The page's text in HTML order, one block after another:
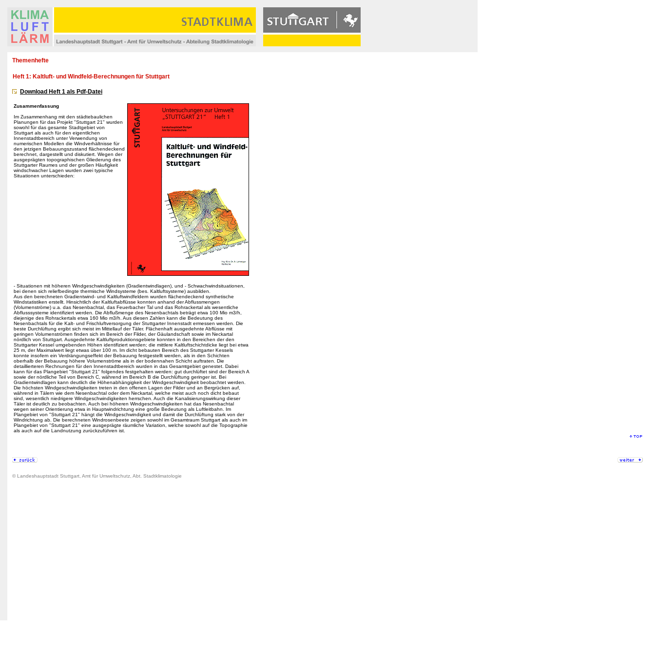
Themenhefte
Heft 1: Kaltluft- und Windfeld-Berechnungen für Stuttgart
Download Heft 1 als Pdf-Datei
Zusammenfassung
Im Zusammenhang mit den städtebaulichen
Planungen für das Projekt "Stuttgart 21" wurden
sowohl für das gesamte Stadtgebiet von
Stuttgart als auch für den eigentlichen
Innenstadtbereich unter Verwendung von
numerischen Modellen die Windverhältnisse für
den jetzigen Bebauungszustand flächendeckend
berechnet, dargestellt und diskutiert. Wegen der
ausgeprägten topographischen Gliederung des
Stuttgarter Raumes und der großen Häufigkeit
windschwacher Lagen wurden zwei typische
Situationen unterschieden:
- Situationen mit höheren Windgeschwindigkeiten (Gradientwindlagen), und - Schwachwindsituationen,
bei denen sich reliefbedingte thermische Windsysteme (bes. Kaltluftsysteme) ausbilden.
Aus den berechneten Gradientwind- und Kaltluftwindfeldern wurden flächendeckend synthetische
Windstatistiken erstellt. Hinsichtlich der Kaltluftabflüsse konnten anhand der Abflussmengen
(Volumenströme) u.a. das Nesenbachtal, das Feuerbacher Tal und das Rohrackertal als wesentliche
Abflusssysteme identifiziert werden. Die Abflußmenge des Nesenbachtals beträgt etwa 100 Mio m3/h,
diejenige des Rohrackertals etwa 160 Mio m3/h. Aus diesen Zahlen kann die Bedeutung des
Nesenbachtals für die Kalt- und Frischluftversorgung der Stuttgarter Innenstadt ermessen werden. Die
beste Durchlüftung ergibt sich meist im Mittellauf der Täler. Flächenhaft ausgedehnte Abflüsse mit
geringen Volumenströmen finden sich im Bereich der Filder, der Gäulandschaft sowie im Neckartal
nördlich von Stuttgart. Ausgedehnte Kaltluftproduktionsgebiete konnten in den Bereichen der den
Stuttgarter Kessel umgebenden Höhen identifiziert werden; die mittlere Kaltluftschichtdicke liegt bei etwa
25 m, der Maximalwert liegt etwas über 100 m. Im dicht bebauten Bereich des Stuttgarter Kessels
konnte insofern ein Verdrängungseffekt der Bebauung festgestellt werden, als in den Schichten
oberhalb der Bebauung höhere Volumenströme als in der bodennahen Schicht auftraten. Die
detaillierteren Rechnungen für den Innenstadtbereich wurden in das Gesamtgebiet genestet. Dabei
kann für das Plangebiet "Stuttgart 21" folgendes festgehalten werden: gut durchlüftet sind der Bereich A
sowie der nördliche Teil von Bereich C, während im Bereich B die Durchlüftung geringer ist. Bei
Gradientwindlagen kann deutlich die Höhenabhängigkeit der Windgeschwindigkeit beobachtet werden.
Die höchsten Windgeschwindigkeiten treten in den offenen Lagen der Filder und an Bergrücken auf,
während in Tälern wie dem Nesenbachtal oder dem Neckartal, welche meist auch noch dicht bebaut
sind, wesentlich niedrigere Windgeschwindigkeiten herrschen. Auch die Kanalisierungswirkung dieser
Täler ist deutlich zu beobachten. Auch bei höheren Windgeschwindigkeiten hat das Nesenbachtal
wegen seiner Orientierung etwa in Hauptwindrichtung eine große Bedeutung als Luftleitbahn. Im
Plangebiet von "Stuttgart 21" hängt die Windgeschwindigkeit und damit die Durchlüftung stark von der
Windrichtung ab. Die berechneten Windrosenbeete zeigen sowohl im Gesamtraum Stuttgart als auch im
Plangebiet von "Stuttgart 21" eine ausgeprägte räumliche Variation, welche sowohl auf die Topographie
als auch auf die Landnutzung zurückzuführen ist.
© Landeshauptstadt Stuttgart, Amt für Umweltschutz, Abt. Stadtklimatologie